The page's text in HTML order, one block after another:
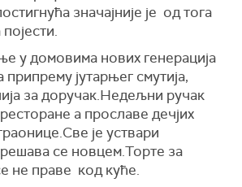
значајније је од тога
у домовима нових генерација
јутарњег смутија,
за доручак.Недељни ручак
а прославе дечјих
је уствари
се новцем.Торте за
не праве код куће.